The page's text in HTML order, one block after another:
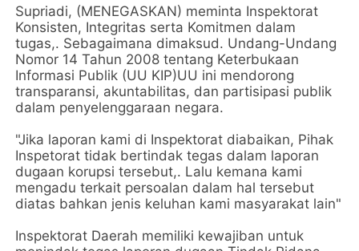
Supriadi, (MENEGASKAN) meminta Inspektorat
Konsisten, Integritas serta Komitmen dalam
tugas,. Sebagaimana dimaksud. Undang-Undang
Nomor 14 Tahun 2008 tentang Keterbukaan
Informasi Publik (UU KIP)UU ini mendorong
transparansi, akuntabilitas, dan partisipasi publik
dalam penyelenggaraan negara.
"Jika laporan kami di Inspektorat diabaikan, Pihak
Inspetorat tidak bertindak tegas dalam laporan
dugaan korupsi tersebut,. Lalu kemana kami
mengadu terkait persoalan dalam hal tersebut
diatas bahkan jenis keluhan kami masyarakat lain"
Inspektorat Daerah memiliki kewajiban untuk